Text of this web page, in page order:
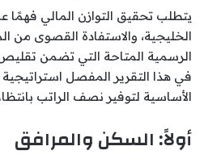
يتطلب تحقيق التوازن المالي فهمًا
الخليجية، والاستفادة القصوى من
الرسمية المتاحة التي تضمن
في هذا التقرير المفصل استراتيجية
الأساسية لتوفير نصف الراتب
أولاً: السكن والمرافق